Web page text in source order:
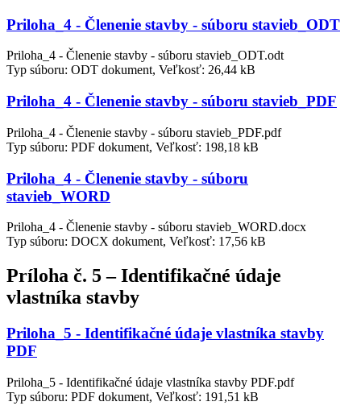
Priloha_4 - Členenie stavby - súboru stavieb_ODT
Priloha_4 - Členenie stavby - súboru stavieb_ODT.odt
Typ súboru: ODT dokument, Veľkosť: 26,44 kB
Priloha_4 - Členenie stavby - súboru stavieb_PDF
Priloha_4 - Členenie stavby - súboru stavieb_PDF.pdf
Typ súboru: PDF dokument, Veľkosť: 198,18 kB
Priloha_4 - Členenie stavby - súboru
stavieb_WORD
Priloha_4 - Členenie stavby - súboru stavieb_WORD.docx
Typ súboru: DOCX dokument, Veľkosť: 17,56 kB
Príloha č. 5 – Identifikačné údaje
vlastníka stavby
Priloha_5 - Identifikačné údaje vlastníka stavby
PDF
Priloha_5 - Identifikačné údaje vlastníka stavby PDF.pdf
Typ súboru: PDF dokument, Veľkosť: 191,51 kB